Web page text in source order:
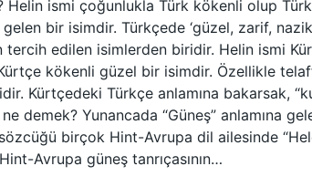
Helin ismi çoğunlukla Türk kökenli olup
bir isimdir. Türkçede ‘güzel, zarif,
edilen isimlerden biridir. Helin ismi
kökenli güzel bir isimdir. Özellikle
Kürtçedeki Türkçe anlamına bakarsak,
demek? Yunancada “Güneş” anlamına
birçok Hint-Avrupa dil ailesinde
Avrupa güneş tanrıçasının…